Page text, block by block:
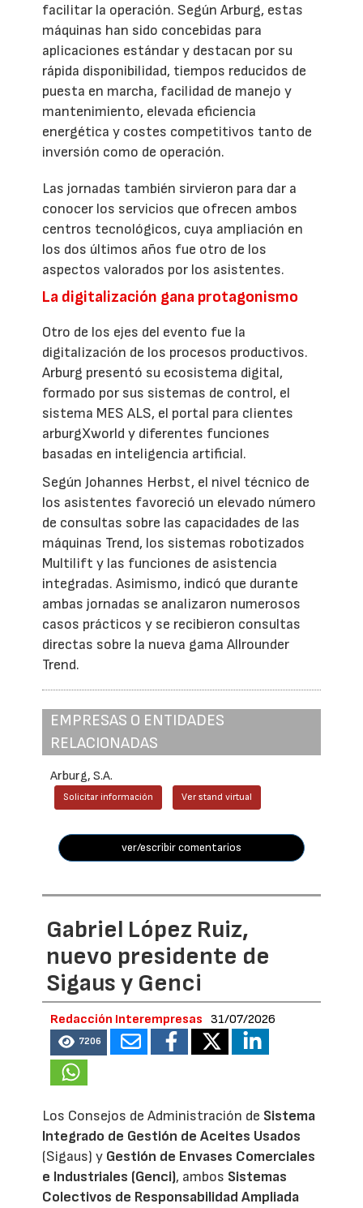
facilitar la operación. Según Arburg, estas
máquinas han sido concebidas para
aplicaciones estándar y destacan por su
rápida disponibilidad, tiempos reducidos de
puesta en marcha, facilidad de manejo y
mantenimiento, elevada eficiencia
energética y costes competitivos tanto de
inversión como de operación.
Las jornadas también sirvieron para dar a
conocer los servicios que ofrecen ambos
centros tecnológicos, cuya ampliación en
los dos últimos años fue otro de los
aspectos valorados por los asistentes.
La digitalización gana protagonismo
Otro de los ejes del evento fue la
digitalización de los procesos productivos.
Arburg presentó su ecosistema digital,
formado por sus sistemas de control, el
sistema MES ALS, el portal para clientes
arburgXworld y diferentes funciones
basadas en inteligencia artificial.
Según Johannes Herbst, el nivel técnico de
los asistentes favoreció un elevado número
de consultas sobre las capacidades de las
máquinas Trend, los sistemas robotizados
Multilift y las funciones de asistencia
integradas. Asimismo, indicó que durante
ambas jornadas se analizaron numerosos
casos prácticos y se recibieron consultas
directas sobre la nueva gama Allrounder
Trend.
EMPRESAS O ENTIDADES
RELACIONADAS
Arburg, S.A.
Solicitar información Ver stand virtual
ver/escribir comentarios
Gabriel López Ruiz,
nuevo presidente de
Sigaus y Genci
Redacción Interempresas 31/07/2026
7206
Los Consejos de Administración de Sistema
Integrado de Gestión de Aceites Usados
(Sigaus) y Gestión de Envases Comerciales
e Industriales (Genci), ambos Sistemas
Colectivos de Responsabilidad Ampliada